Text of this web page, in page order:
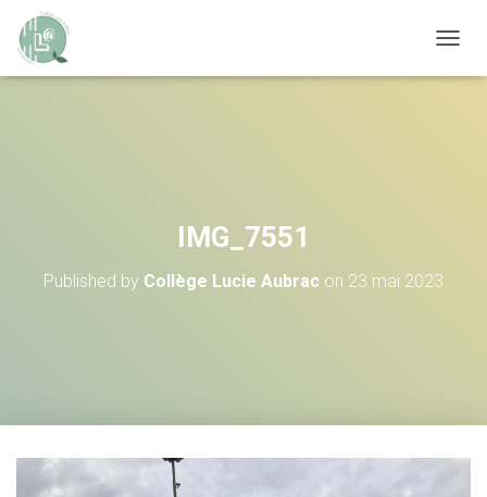
IMG_7551
Published by Collège Lucie Aubrac on 23 mai 2023